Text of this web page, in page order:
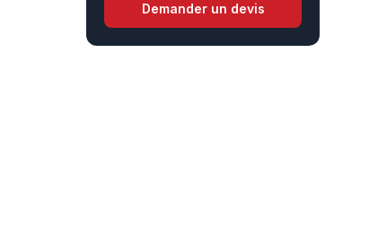
Demander un devis